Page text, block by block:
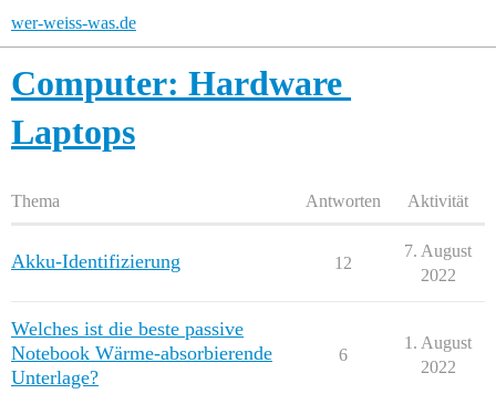
wer-weiss-was.de
Computer: Hardware
Laptops
Thema Antworten Aktivität
Akku-Identifizierung 12
7. August
2022
Welches ist die beste passive
Notebook Wärme-absorbierende
Unterlage?
6
1. August
2022